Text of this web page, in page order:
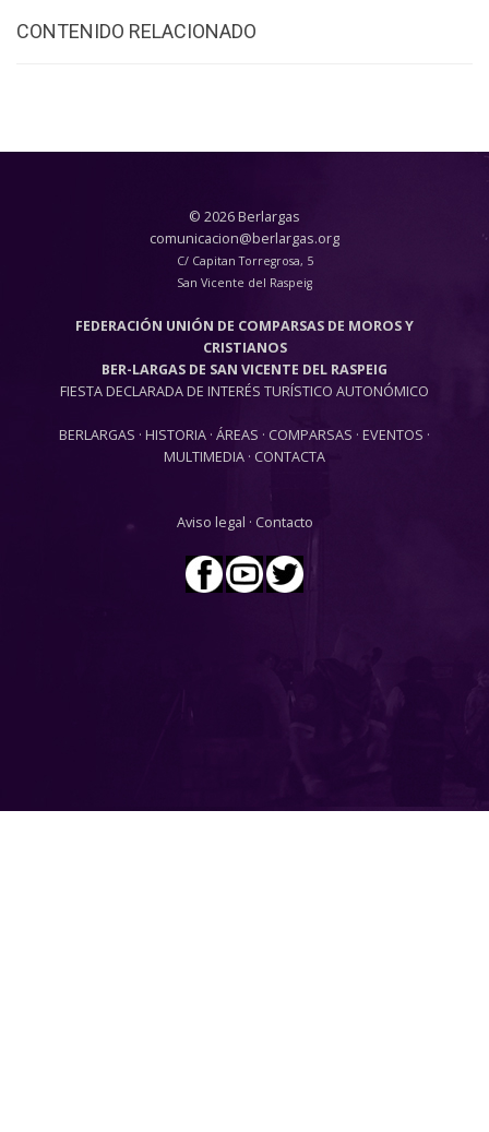
CONTENIDO RELACIONADO
© 2026 Berlargas
comunicacion@berlargas.org
C/ Capitan Torregrosa, 5
San Vicente del Raspeig
FEDERACIÓN UNIÓN DE COMPARSAS DE MOROS Y
CRISTIANOS
BER-LARGAS DE SAN VICENTE DEL RASPEIG
FIESTA DECLARADA DE INTERÉS TURÍSTICO AUTONÓMICO
BERLARGAS · HISTORIA · ÁREAS · COMPARSAS · EVENTOS ·
MULTIMEDIA · CONTACTA
Aviso legal · Contacto